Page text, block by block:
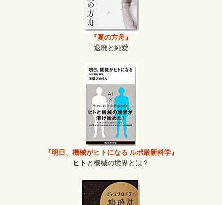
『夏の方舟』
退廃と純愛
『明日、機械がヒトになる ルポ最新科学』
ヒトと機械の境界とは？